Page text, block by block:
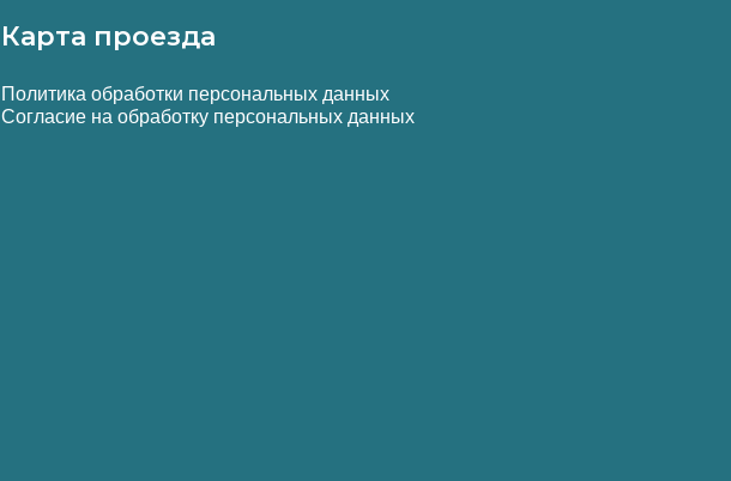
Карта проезда
Политика обработки персональных данных
Согласие на обработку персональных данных